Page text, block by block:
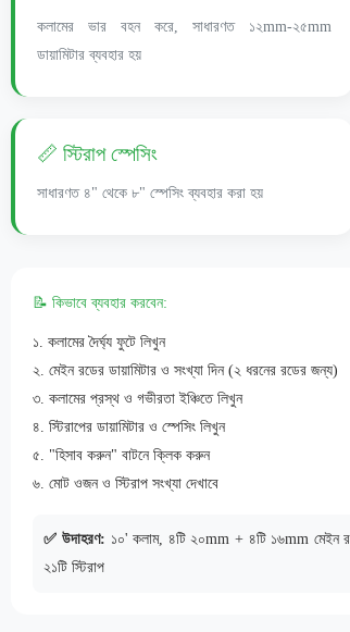
কলামের ভার বহন করে, সাধারণত ১২mm-২৫mm
ডায়ামিটার ব্যবহার হয়
📏 স্টিরাপ স্পেসিং
সাধারণত ৪" থেকে ৮" স্পেসিং ব্যবহার করা হয়
📝 কিভাবে ব্যবহার করবেন:
১. কলামের দৈর্ঘ্য ফুটে লিখুন
২. মেইন রডের ডায়ামিটার ও সংখ্যা দিন (২ ধরনের রডের জন্য)
৩. কলামের প্রস্থ ও গভীরতা ইঞ্চিতে লিখুন
৪. স্টিরাপের ডায়ামিটার ও স্পেসিং লিখুন
৫. "হিসাব করুন" বাটনে ক্লিক করুন
৬. মোট ওজন ও স্টিরাপ সংখ্যা দেখাবে
✅ উদাহরণ: ১০' কলাম, ৪টি ২০mm + ৪টি ১৬mm মেইন
২১টি স্টিরাপ